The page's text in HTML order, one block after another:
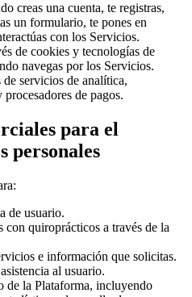
creas una cuenta, te registras,
un formulario, te pones en
con los Servicios.
de cookies y tecnologías de
navegas por los Servicios.
de servicios de analítica,
de pagos.
para el
personales
de usuario.
con quiroprácticos a través de la
e información que solicitas.
al usuario.
de la Plataforma, incluyendo